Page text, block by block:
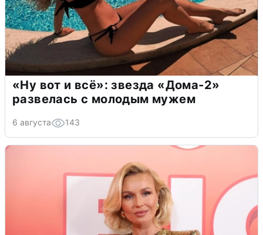
«Ну вот и всё»: звезда «Дома-2»
развелась с молодым мужем
6 августа 143